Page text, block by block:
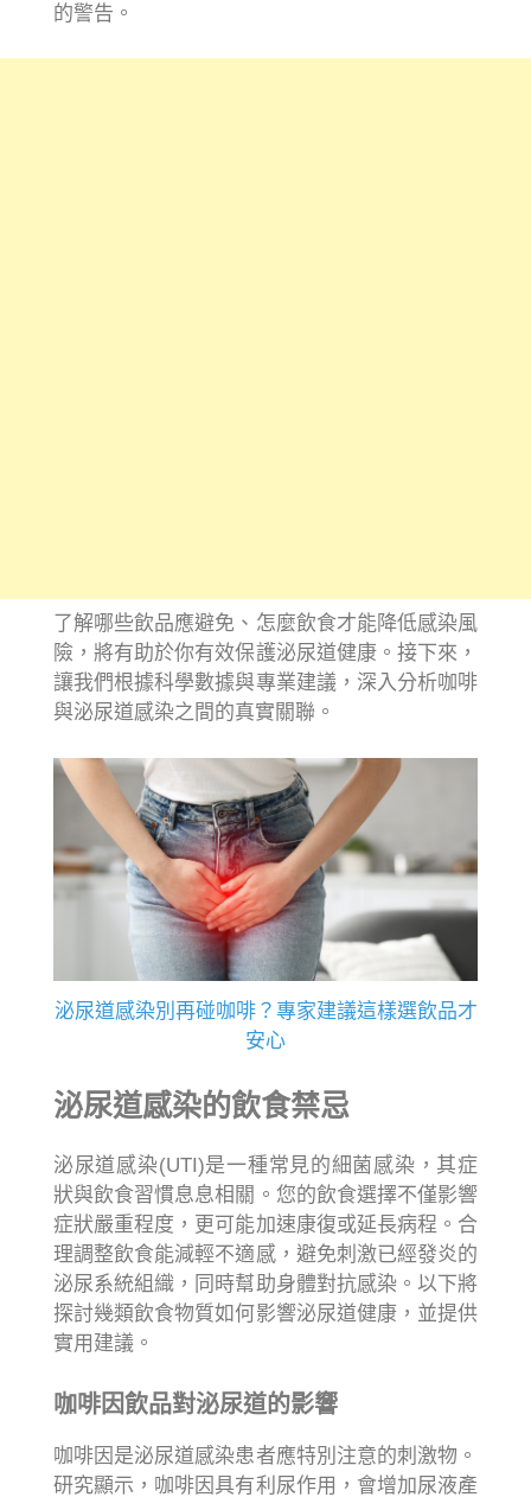
的警告。
了解哪些飲品應避免、怎麼飲食才能降低感染風
險，將有助於你有效保護泌尿道健康。接下來，
讓我們根據科學數據與專業建議，深入分析咖啡
與泌尿道感染之間的真實關聯。
泌尿道感染別再碰咖啡？專家建議這樣選飲品才
安心
泌尿道感染的飲食禁忌
泌尿道感染(UTI)是一種常見的細菌感染，其症
狀與飲食習慣息息相關。您的飲食選擇不僅影響
症狀嚴重程度，更可能加速康復或延長病程。合
理調整飲食能減輕不適感，避免刺激已經發炎的
泌尿系統組織，同時幫助身體對抗感染。以下將
探討幾類飲食物質如何影響泌尿道健康，並提供
實用建議。
咖啡因飲品對泌尿道的影響
咖啡因是泌尿道感染患者應特別注意的刺激物。
研究顯示，咖啡因具有利尿作用，會增加尿液產